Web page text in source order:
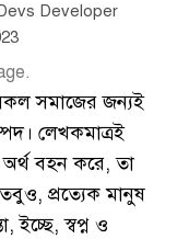
Developer
সমাজের জন্যই
লেখকমাত্রই
বহন করে, তা
প্রত্যেক মানুষ
ইচ্ছে, স্বপ্ন ও